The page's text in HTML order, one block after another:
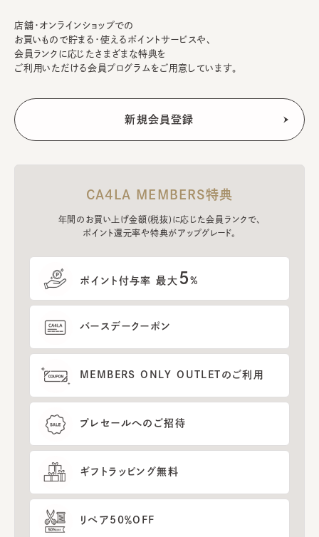
店舗・オンラインショップでの
お買いもので貯まる・使えるポイントサービスや、
会員ランクに応じたさまざまな特典を
ご利用いただける会員プログラムをご用意しています。
CA4LA MEMBERS特典
年間のお買い上げ金額(税抜)に応じた会員ランクで、
ポイント還元率や特典がアップグレード。
ポイント付与率 最大 5%
バースデークーポン
MEMBERS ONLY OUTLETのご利用
プレセールへのご招待
ギフトラッピング無料
リペア50％OFF